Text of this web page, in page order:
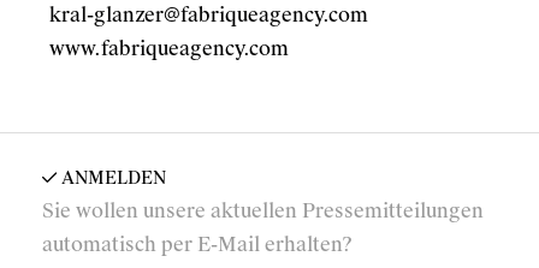
kral-glanzer@fabriqueagency.com
www.fabriqueagency.com
ANMELDEN
Sie wollen unsere aktuellen Pressemitteilungen
automatisch per E-Mail erhalten?